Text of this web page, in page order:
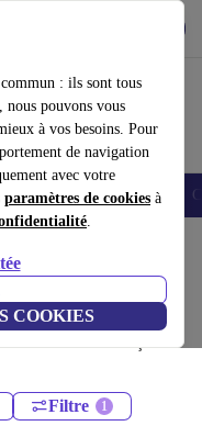
: ils sont tous
pouvons vous
à vos besoins. Pour
de navigation
avec votre
paramètres de cookies à
.
COOKIES
connectées Accessoires
– économisez jusqu'à
mois. Achetez de façon
Filtre